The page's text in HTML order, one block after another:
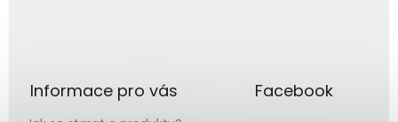
Informace pro vás Facebook